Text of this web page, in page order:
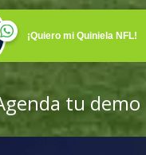
¡Quiero mi Quiniela NFL!
tu demo